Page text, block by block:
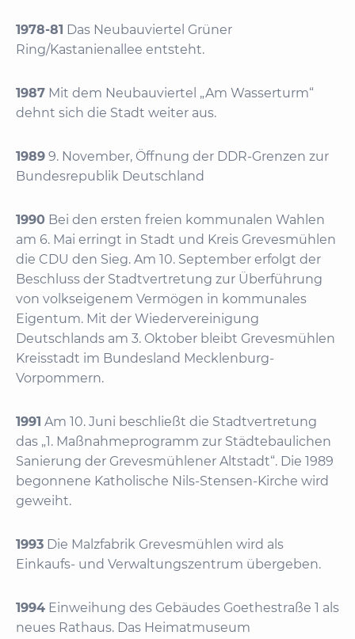
1978-81 Das Neubauviertel Grüner
Ring/Kastanienallee entsteht.
1987 Mit dem Neubauviertel „Am Wasserturm“
dehnt sich die Stadt weiter aus.
1989 9. November, Öffnung der DDR-Grenzen zur
Bundesrepublik Deutschland
1990 Bei den ersten freien kommunalen Wahlen
am 6. Mai erringt in Stadt und Kreis Grevesmühlen
die CDU den Sieg. Am 10. September erfolgt der
Beschluss der Stadtvertretung zur Überführung
von volkseigenem Vermögen in kommunales
Eigentum. Mit der Wiedervereinigung
Deutschlands am 3. Oktober bleibt Grevesmühlen
Kreisstadt im Bundesland Mecklenburg-
Vorpommern.
1991 Am 10. Juni beschließt die Stadtvertretung
das „1. Maßnahmeprogramm zur Städtebaulichen
Sanierung der Grevesmühlener Altstadt“. Die 1989
begonnene Katholische Nils-Stensen-Kirche wird
geweiht.
1993 Die Malzfabrik Grevesmühlen wird als
Einkaufs- und Verwaltungszentrum übergeben.
1994 Einweihung des Gebäudes Goethestraße 1 als
neues Rathaus. Das Heimatmuseum